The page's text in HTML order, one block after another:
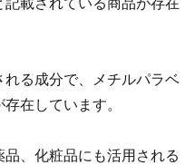
載されている商品が存在
る成分で、メチルパラベ
在しています。
、化粧品にも活用される